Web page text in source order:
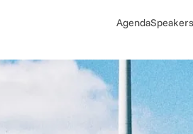
AgendaSpeakers